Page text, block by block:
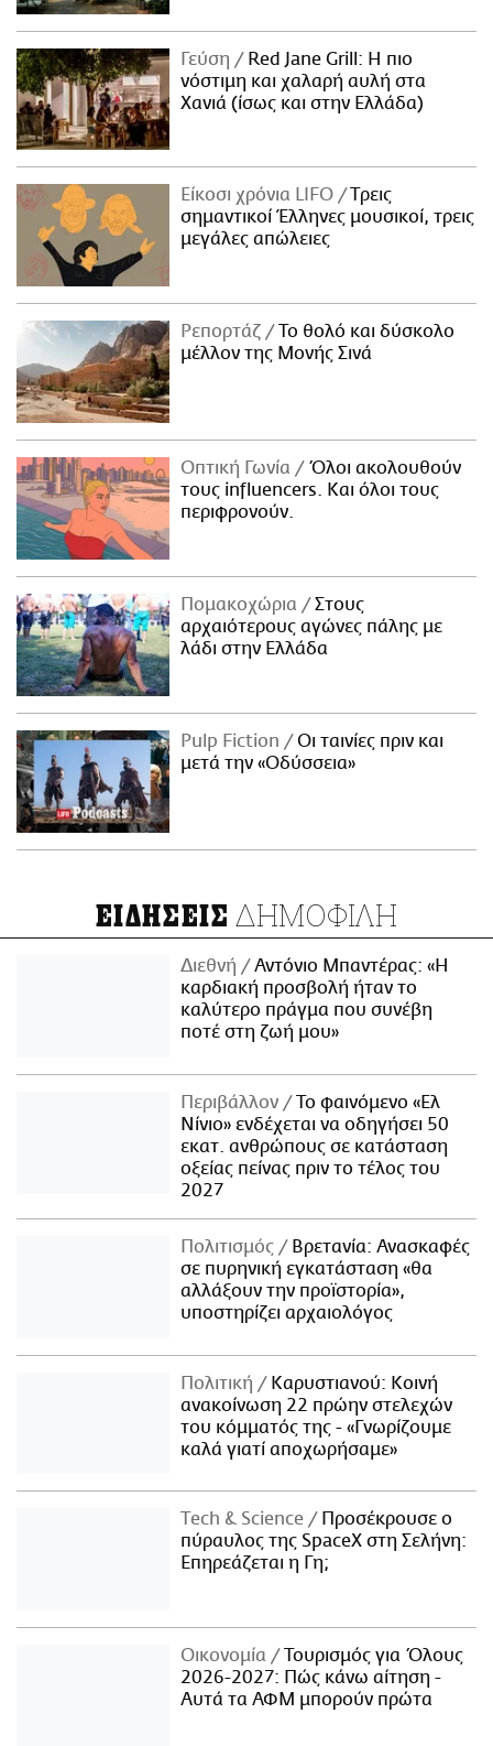
Γεύση
Red Jane Grill: Η πιο
νόστιμη και χαλαρή αυλή στα
Χανιά (ίσως και στην Ελλάδα)
Είκοσι χρόνια LIFO
Tρεις
σημαντικοί Έλληνες μουσικοί, τρεις
μεγάλες απώλειες
Ρεπορτάζ
Το θολό και δύσκολο
μέλλον της Μονής Σινά
Οπτική Γωνία
Όλοι ακολουθούν
τους influencers. Και όλοι τους
περιφρονούν.
Πομακοχώρια
Στους
αρχαιότερους αγώνες πάλης με
λάδι στην Ελλάδα
Pulp Fiction
Οι ταινίες πριν και
μετά την «Οδύσσεια»
ΕΙΔΗΣΕΙΣ ΔΗΜΟΦΙΛΗ
Διεθνή
Αντόνιο Μπαντέρας: «Η
καρδιακή προσβολή ήταν το
καλύτερο πράγμα που συνέβη
ποτέ στη ζωή μου»
Περιβάλλον
Το φαινόμενο «Ελ
Νίνιο» ενδέχεται να οδηγήσει 50
εκατ. ανθρώπους σε κατάσταση
οξείας πείνας πριν το τέλος του
2027
Πολιτισμός
Βρετανία: Ανασκαφές
σε πυρηνική εγκατάσταση «θα
αλλάξουν την προϊστορία»,
υποστηρίζει αρχαιολόγος
Πολιτική
Καρυστιανού: Κοινή
ανακοίνωση 22 πρώην στελεχών
του κόμματός της - «Γνωρίζουμε
καλά γιατί αποχωρήσαμε»
Τech & Science
Προσέκρουσε ο
πύραυλος της SpaceX στη Σελήνη:
Επηρεάζεται η Γη;
Οικονομία
Τουρισμός για Όλους
2026-2027: Πώς κάνω αίτηση -
Αυτά τα ΑΦΜ μπορούν πρώτα